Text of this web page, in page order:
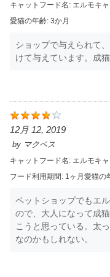
キャットフード名: エルモキ
愛猫の年齢: 3か月
ショップで与えられて
けて与えています。成
12月 12, 2019
by マクベス
キャットフード名: エルモキ
フード利用期間: 1ヶ月愛猫の
ペットショップでもエ
ので、大人になって成
こうと思っている。太
なのかもしれない。